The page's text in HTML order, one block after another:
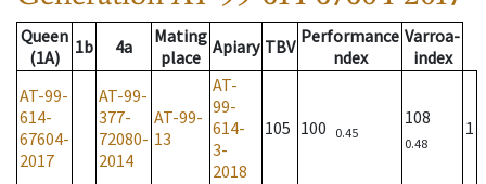
Queen
(1A)
1b 4a
Mating
place Apiary TBV Performance
ndex
Varroa-
index
AT-99-
614-
67604-
2017
AT-99-
377-
72080-
2014
AT-99-
13
AT-
99-
614-
3-
2018
105 100 0.45
108
0.48
1